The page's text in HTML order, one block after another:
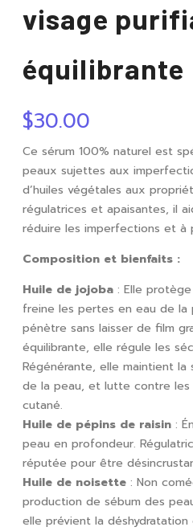
visage
équilibrante
$30.00
Ce sérum 100% naturel est
peaux sujettes aux
d’huiles végétales aux
régulatrices et apaisantes, il
réduire les imperfections et à
Composition et bienfaits :
Huile de jojoba : Elle
freine les pertes en eau de la
pénètre sans laisser de film
équilibrante, elle régule les
Régénérante, elle maintient
de la peau, et lutte contre les
cutané.
Huile de pépins de raisin :
peau en profondeur.
réputée pour être
Huile de noisette : Non
production de sébum des
elle prévient la déshydratation